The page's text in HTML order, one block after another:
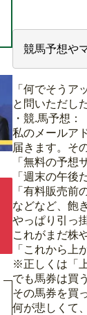
競馬予想や
「何でそうア
と問いただし
・競.馬予想
私のメールア
届きます。そ
「無料の予想
「週末の午後
「有料販売前
などなど、飽
やっぱり引っ
これがまだ株
「これから上
※正しくは「
でも馬券は買
その馬券を買
何が悲しくて